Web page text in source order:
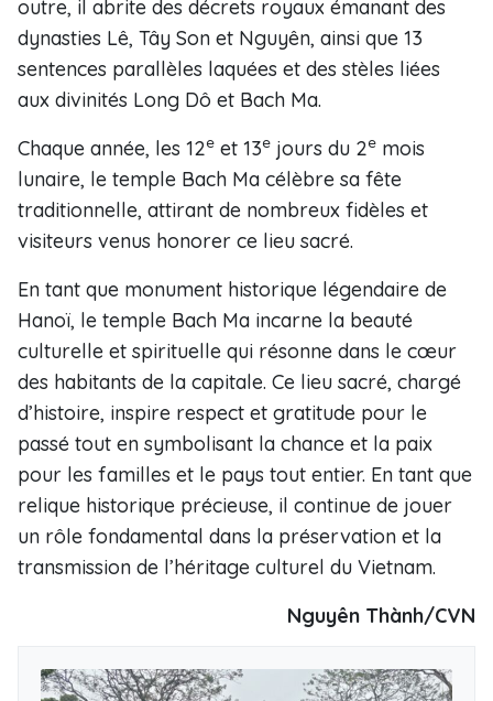
outre, il abrite des décrets royaux émanant des
dynasties Lê, Tây Son et Nguyên, ainsi que 13
sentences parallèles laquées et des stèles liées
aux divinités Long Dô et Bach Ma.
Chaque année, les 12e et 13e jours du 2e mois
lunaire, le temple Bach Ma célèbre sa fête
traditionnelle, attirant de nombreux fidèles et
visiteurs venus honorer ce lieu sacré.
En tant que monument historique légendaire de
Hanoï, le temple Bach Ma incarne la beauté
culturelle et spirituelle qui résonne dans le cœur
des habitants de la capitale. Ce lieu sacré, chargé
d’histoire, inspire respect et gratitude pour le
passé tout en symbolisant la chance et la paix
pour les familles et le pays tout entier. En tant que
relique historique précieuse, il continue de jouer
un rôle fondamental dans la préservation et la
transmission de l’héritage culturel du Vietnam.
Nguyên Thành/CVN